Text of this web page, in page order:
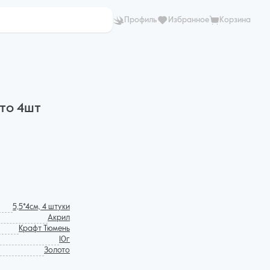
Профиль Избранное Корзина
4шт
5,5*4см, 4 штуки
Акрил
Крафт Тюмень
10г
Золото